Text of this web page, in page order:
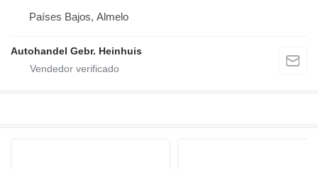
Países Bajos, Almelo
Autohandel Gebr. Heinhuis